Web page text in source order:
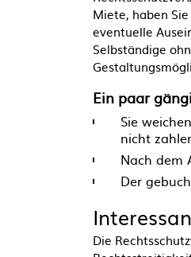
Miete, haben
eventuelle
Selbständige
Ein paar
Sie
nicht
Nach dem
Der
Die